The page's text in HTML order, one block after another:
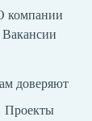
компании
Вакансии
доверяют
Проекты